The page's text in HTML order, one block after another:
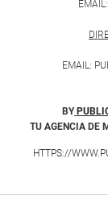
EMAIL:
BY
TU AGENCIA DE
HTTPS://